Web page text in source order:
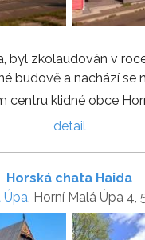
byl zkolaudován v
budově a nachází se
centru klidné obce
detail
Horská chata Haida
Úpa, Horní Malá Úpa 4,